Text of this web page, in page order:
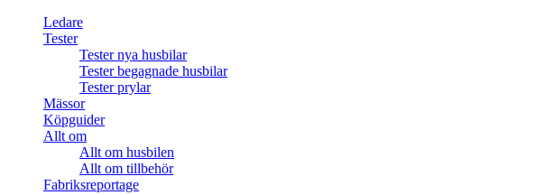
Ledare
Tester
Tester nya husbilar
Tester begagnade husbilar
Tester prylar
Mässor
Köpguider
Allt om
Allt om husbilen
Allt om tillbehör
Fabriksreportage